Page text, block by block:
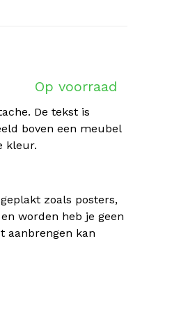
Op voorraad
De tekst is
boven een meubel
kleur.
zoals posters,
worden heb je geen
aanbrengen kan